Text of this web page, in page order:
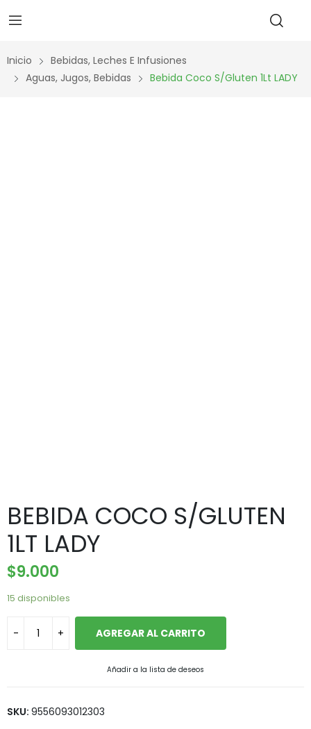
Inicio
Bebidas, Leches E Infusiones
Aguas, Jugos, Bebidas
Bebida Coco S/gluten 1Lt LADY
BEBIDA COCO S/GLUTEN
1LT LADY
$9.000
15 disponibles
AGREGAR AL CARRITO
Añadir a la lista de deseos
SKU: 9556093012303